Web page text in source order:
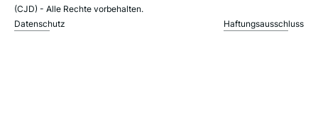
(CJD) - Alle Rechte vorbehalten.
Datenschutz
Haftungsausschluss